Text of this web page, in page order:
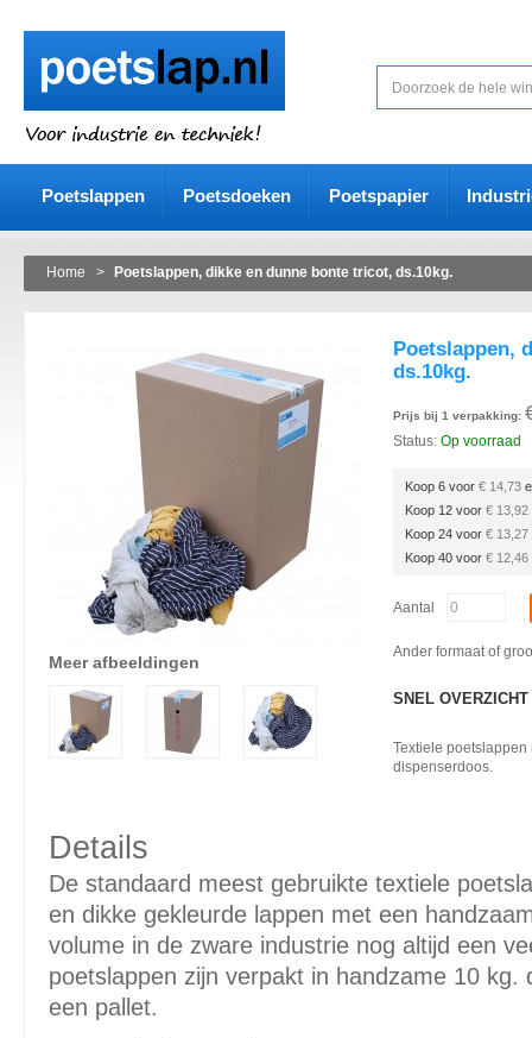
Poetslappen Poetsdoeken Poetspapier
Home > Poetslappen, dikke en dunne bonte tricot, ds.10kg.
Poetslappen,
ds.10kg.
Prijs bij 1 verpakking:
Status: Op voorraad
Koop 6 voor € 14,73
Koop 12 voor € 13,92
Koop 24 voor € 13,27
Koop 40 voor € 12,46
Aantal
Ander formaat of
SNEL OVERZICHT
Textiele poetslappen
dispenserdoos.
Meer afbeeldingen
Details
De standaard meest gebruikte textiele
en dikke gekleurde lappen met een
volume in de zware industrie nog altijd een
poetslappen zijn verpakt in handzame 10 kg.
een pallet.